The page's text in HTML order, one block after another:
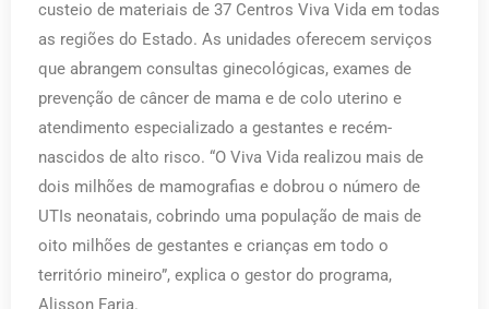
custeio de materiais de 37 Centros Viva Vida em todas
as regiões do Estado. As unidades oferecem serviços
que abrangem consultas ginecológicas, exames de
prevenção de câncer de mama e de colo uterino e
atendimento especializado a gestantes e recém-
nascidos de alto risco. “O Viva Vida realizou mais de
dois milhões de mamografias e dobrou o número de
UTIs neonatais, cobrindo uma população de mais de
oito milhões de gestantes e crianças em todo o
território mineiro”, explica o gestor do programa,
Alisson Faria.